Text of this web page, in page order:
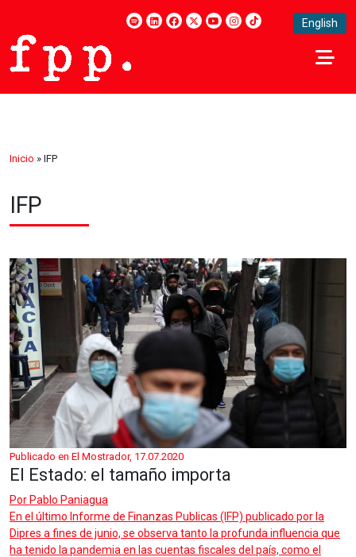
English
Inicio » IFP
IFP
Publicado en El Mostrador, 17.07.2020
El Estado: el tamaño importa
PorPablo Paniagua
En el último Informe de Finanzas Publicas (IFP) publicado por la
Dipres a fines de junio, se observa tanto la profunda influencia que
ha tenido la pandemia en las cuentas fiscales del país, como el